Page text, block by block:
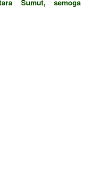
Sumut, semoga